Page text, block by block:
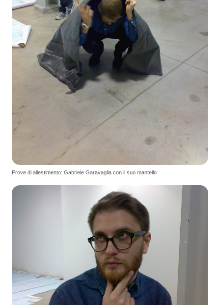
Prove di allestimento: Gabriele Garavaglia con il suo mantello